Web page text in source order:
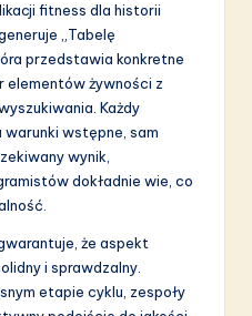
fitness dla historii
„Tabelę
przedstawia konkretne
elementów żywności z
Każdy
wstępne, sam
wynik,
dokładnie wie, co
że aspekt
i sprawdzalny.
etapie cyklu, zespoły